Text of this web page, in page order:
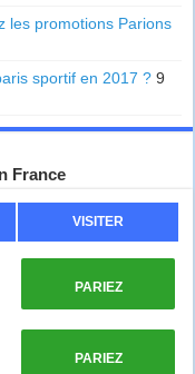
les promotions Parions
sportif en 2017 ? 9
France
VISITER
PARIEZ
PARIEZ